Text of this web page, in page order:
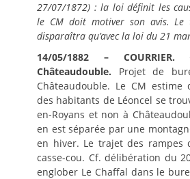
27/07/1872) : la loi définit les
le CM doit motiver son avis.
disparaîtra qu’avec la loi du 21
14/05/1882 –
Châteaudouble. Projet de
Châteaudouble. Le CM estime
des habitants de Léoncel se
en-Royans et non à
en est séparée par une
en hiver. Le trajet des rampes
casse-cou. Cf. délibération du
englober Le Chaffal dans le